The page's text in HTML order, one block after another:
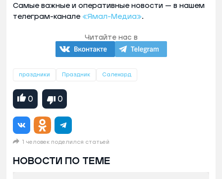
Самые важные и оперативные новости — в нашем
телеграм-канале «Ямал-Медиа».
Читайте нас в
праздники Праздник Салехард
0 0
1 человек поделился статьей
НОВОСТИ ПО ТЕМЕ